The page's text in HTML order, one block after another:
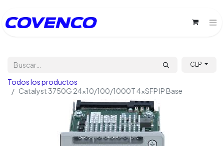
CLP
Todos los productos
Catalyst 3750G 24x10/100/1000T 4xSFP IP Base